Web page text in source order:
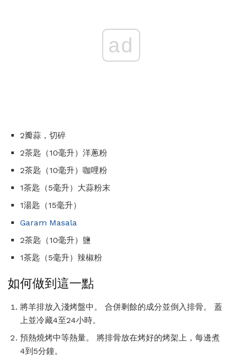
ad
2瓣蒜，切碎
2茶匙（10毫升）洋蔥粉
2茶匙（10毫升）咖哩粉
1茶匙（5毫升）大蒜粉末
1湯匙（15毫升）
Garam Masala
2茶匙（10毫升）鹽
1茶匙（5毫升）辣椒粉
如何做到這一點
將羊排放入淺烤盤中。 合併剩餘的成分並倒入排骨。 蓋
上並冷藏4至24小時。
預熱燒烤中等熱量。 將排骨放在烤好的烤架上，每邊煮
4到5分鐘。